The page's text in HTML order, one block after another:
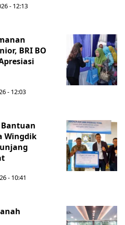
- 12:13
BRI BO
- 12:03
Bantuan
Wingdik
- 10:41